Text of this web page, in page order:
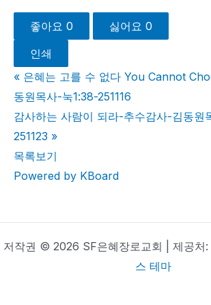
좋아요 0 싫어요 0
인쇄
« 은혜는 고를 수 없다 You Cannot
동원목사-눅1:38-251116
감사하는 사람이 되라-추수감사-김동원
251123 »
목록보기
Powered by KBoard
저작권 © 2026 SF은혜장로교회 | 제공처:
스 테마